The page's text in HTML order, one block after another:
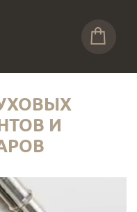
И